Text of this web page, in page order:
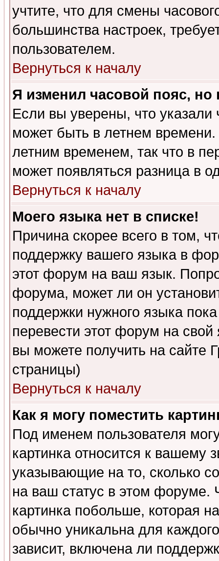
учтите, что для смены
большинства настроек,
пользователем.
Вернуться к началу
Я изменил часовой пояс,
Если вы уверены, что указали
может быть в летнем
летним временем, так что в
может появляться разница в
Вернуться к началу
Моего языка нет в списке!
Причина скорее всего в том,
поддержку вашего языка в
этот форум на ваш язык.
форума, может ли он
поддержки нужного языка
перевести этот форум на
вы можете получить на сайте
страницы)
Вернуться к началу
Как я могу поместить
Под именем пользователя
картинка относится к вашему
указывающие на то, сколько
на ваш статус в этом форуме.
картинка побольше, которая
обычно уникальна для
зависит, включена ли